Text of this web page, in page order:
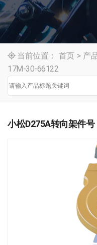
当前位置： 首页 > 产
17M-30-66122
小松D275A转向架件